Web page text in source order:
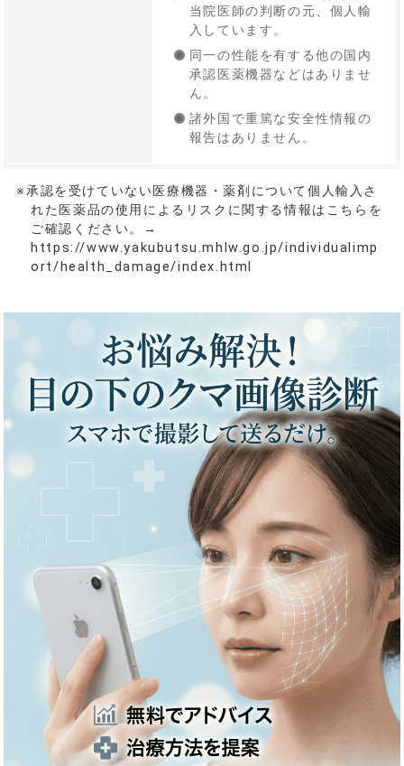
当院医師の判断の元、個人輸
入しています。
同一の性能を有する他の国内
承認医薬機器などはありませ
ん。
諸外国で重篤な安全性情報の
報告はありません。
※承認を受けていない医療機器・薬剤について個人輸入さ
れた医薬品の使用によるリスクに関する情報はこちらを
ご確認ください。→
https://www.yakubutsu.mhlw.go.jp/individualimp
ort/health_damage/index.html